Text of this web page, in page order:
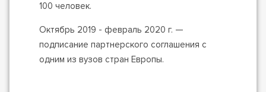
100 человек.
Октябрь 2019 - февраль 2020 г. —
подписание партнерского соглашения с
одним из вузов стран Европы.